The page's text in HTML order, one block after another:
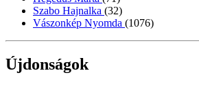
Szabo Hajnalka (32)
Vászonkép Nyomda (1076)
Újdonságok